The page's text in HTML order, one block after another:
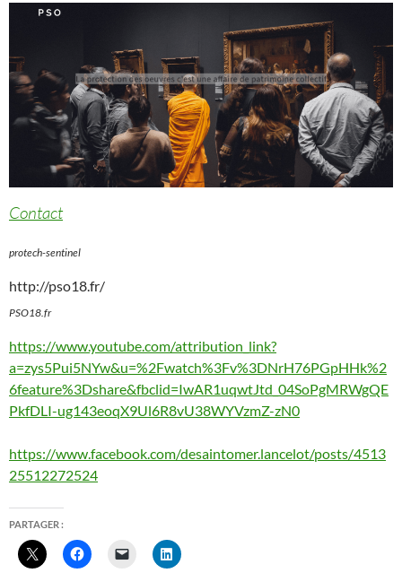
Contact
protech-sentinel
http://pso18.fr/
PSO18.fr
https://www.youtube.com/attribution_link?
a=zys5Pui5NYw&u=%2Fwatch%3Fv%3DNrH76PGpHHk%2
6feature%3Dshare&fbclid=IwAR1uqwtJtd_04SoPgMRWgQE
PkfDLI-ug143eoqX9Ul6R8vU38WYVzmZ-zN0
https://www.facebook.com/desaintomer.lancelot/posts/4513
25512272524
PARTAGER :